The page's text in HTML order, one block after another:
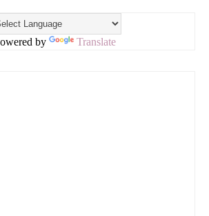
by Translate